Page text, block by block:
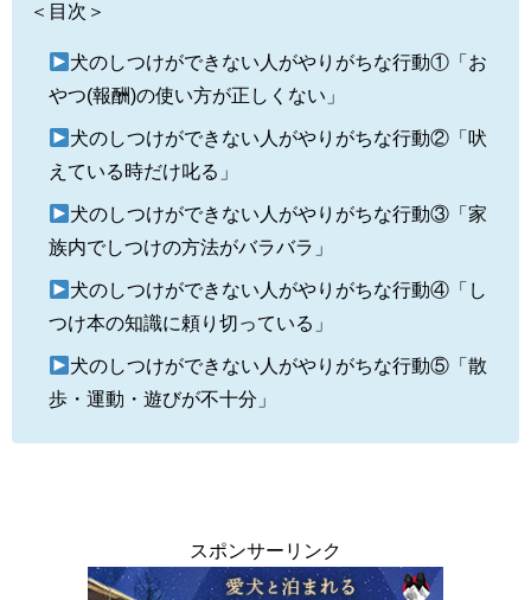
＜目次＞
犬のしつけができない人がやりがちな行動①「お
やつ(報酬)の使い方が正しくない」
犬のしつけができない人がやりがちな行動②「吠
えている時だけ叱る」
犬のしつけができない人がやりがちな行動③「家
族内でしつけの方法がバラバラ」
犬のしつけができない人がやりがちな行動④「し
つけ本の知識に頼り切っている」
犬のしつけができない人がやりがちな行動⑤「散
歩・運動・遊びが不十分」
スポンサーリンク